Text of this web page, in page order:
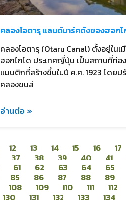
คลองโอตารุ แลนด์มาร์คดังของฮอกไ
คลองโอตารุ (Otaru Canal) ตั้งอยู่ในเ
ฮอกไกโด ประเทศญี่ปุ่น เป็นสถานที่ท่อ
แมนติกที่สร้างขึ้นในปี ค.ศ. 1923 โดยป
คลองขนส่
อ่านต่อ »
12 13 14 15 16 17
37 38 39 40 41
61 62 63 64 65
85 86 87 88 89
108 109 110 111 112
130 131 132 133 134